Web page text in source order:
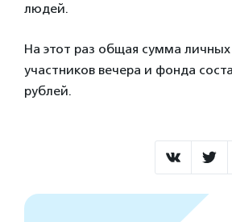
людей.
На этот раз общая сумма
участников вечера и фонда
рублей.